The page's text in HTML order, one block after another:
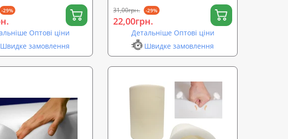
-29%
Оптові ціни
Швидке замовлення
31,00грн. -29%
22,00грн.
Детальніше Оптові ціни
Швидке замовлення